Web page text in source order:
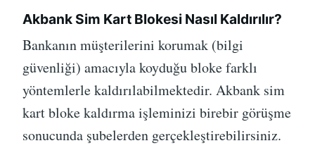
Akbank Sim Kart Blokesi Nasıl Kaldırılır?
Bankanın müşterilerini korumak (bilgi
güvenliği) amacıyla koyduğu bloke farklı
yöntemlerle kaldırılabilmektedir. Akbank sim
kart bloke kaldırma işleminizi birebir görüşme
sonucunda şubelerden gerçekleştirebilirsiniz.